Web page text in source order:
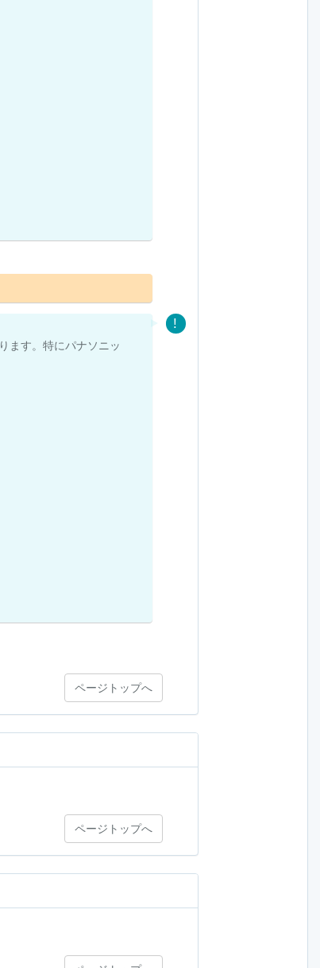
ます。特にパナソニッ